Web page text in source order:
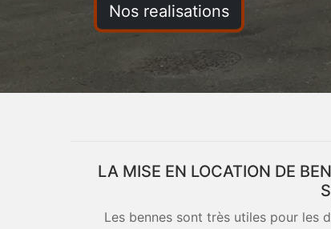
Nos realisations
LA MISE EN LOCATION DE
Les bennes sont très utiles pour les